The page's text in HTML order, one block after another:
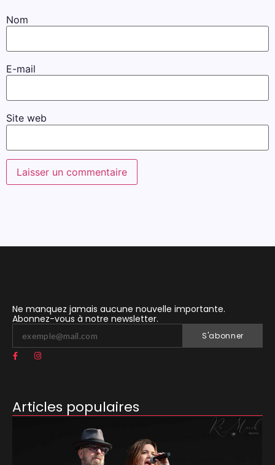
Nom
E-mail
Site web
Ne manquez jamais aucune nouvelle importante.
Abonnez-vous à notre newsletter.
S'abonner
Articles populaires